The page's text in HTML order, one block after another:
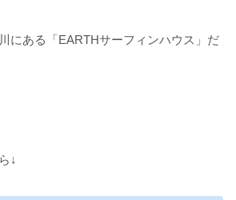
にある「EARTHサーフィンハウス」だ
↓